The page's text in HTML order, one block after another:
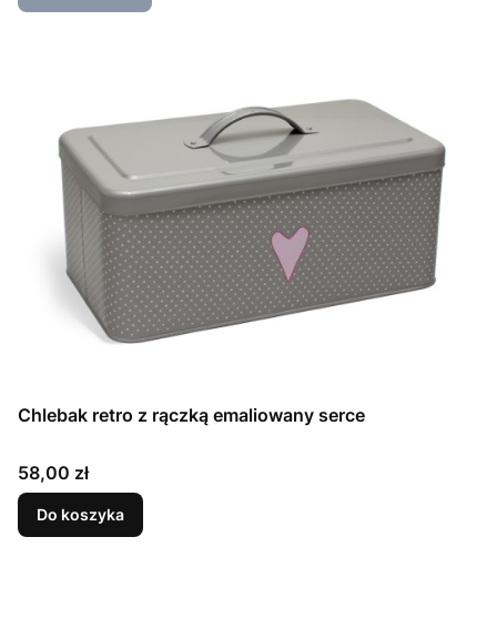
Chlebak retro z rączką emaliowany serce
Cena
58,00 zł
Do koszyka